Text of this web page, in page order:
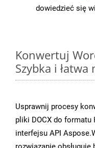
dowiedzieć się
Konwertuj
Szybka i łatwa
Usprawnij procesy
pliki DOCX do formatu
interfejsu API